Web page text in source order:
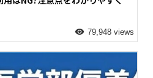
79,948 views